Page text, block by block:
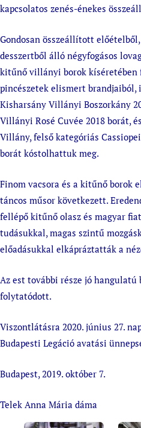
kapcsolatos zenés-énekes
Gondosan összeállított
desszertből álló négyfogásos
kitűnő villányi borok kíséretében
pincészetek elismert brandjaiból,
Kisharsány Villányi Boszorkány
Villányi Rosé Cuvée 2018 borát,
Villány, felső kategóriás
borát kóstolhattuk meg.
Finom vacsora és a kitűnő borok
táncos műsor következett.
fellépő kitűnő olasz és magyar
tudásukkal, magas szintű
előadásukkal elkápráztatták a
Az est további része jó hangulatú
folytatódott.
Viszontlátásra 2020. június 27.
Budapesti Legáció avatási
Budapest, 2019. október 7.
Telek Anna Mária dáma